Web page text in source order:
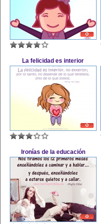
La felicidad es interior
Ironías de la educación